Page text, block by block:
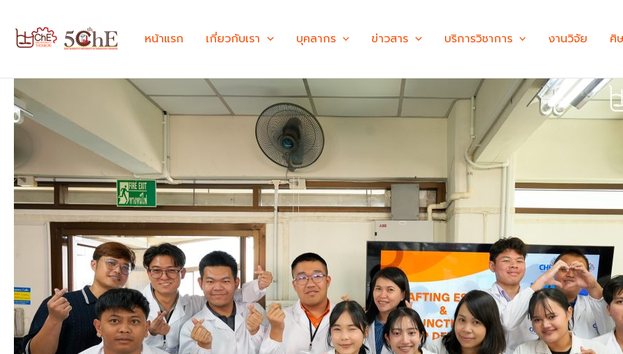
content
หน้าแรก เกี่ยวกับเรา บุคลากร ข่าวสาร บริการวิชาการ งานวิจัย ศิ
อบรม
เชิง
ปฏิบัติ
“Crafting
Esters
&
IR
Functional
Detection”